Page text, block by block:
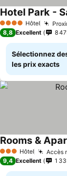
4 Étoiles Hôtel
Hotel Park -
8,8 Excellent 8
Sélectionnez
les prix exacts
3 ÉtoilesHôtel Accès
Rooms &
9,4 Excellent 1